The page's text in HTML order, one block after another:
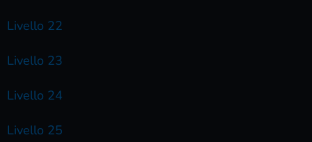
Livello 22
Livello 23
Livello 24
Livello 25